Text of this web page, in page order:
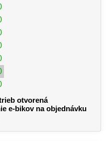
otvorená
e-bikov na objednávku